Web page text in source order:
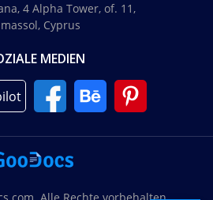
4 Alpha Tower, of. 11,
Cyprus
MEDIEN